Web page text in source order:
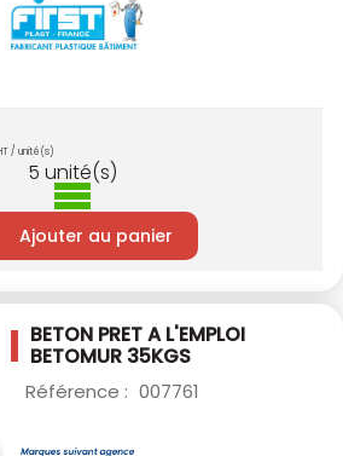
/ unité(s)
5 unité(s)
Ajouter au panier
BETON PRET A L'EMPLOI
BETOMUR 35KGS
Référence : 007761